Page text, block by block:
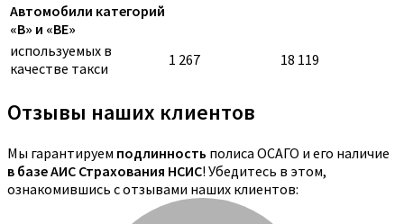
Автомобили категорий
«B» и «BE»
используемых в
качестве такси
1 267 18 119
Отзывы наших клиентов
Мы гарантируем подлинность полиса ОСАГО и его наличие
в базе АИС Страхования НСИС! Убедитесь в этом,
ознакомившись с отзывами наших клиентов: